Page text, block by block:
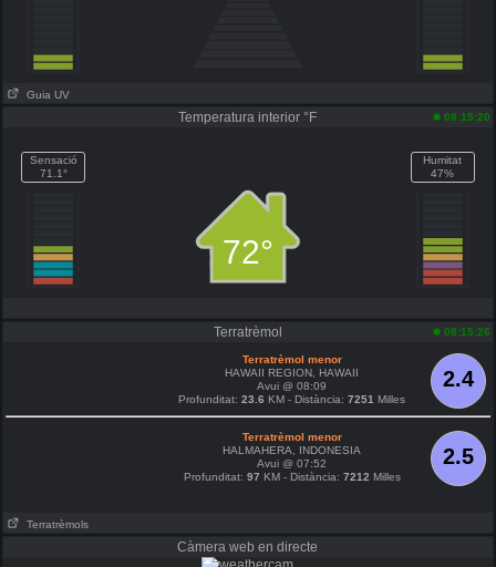
Guia UV
Temperatura interior °F 08:15:20
Sensació
71.1°
72°
Humitat
47%
Terratrèmol 08:15:26
2.4
Terratrèmol menor
HAWAII REGION, HAWAII
Avui @ 08:09
Profunditat:23.6 KM - Distància:7251 Milles
2.5
Terratrèmol menor
HALMAHERA, INDONESIA
Avui @ 07:52
Profunditat: 97 KM - Distància: 7212 Milles
Terratrèmols
Càmera web en directe